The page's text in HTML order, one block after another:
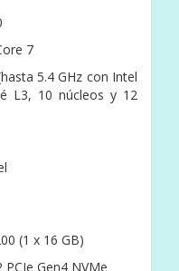
7
5.4 GHz con Intel
L3, 10 núcleos y 12
(1 x 16 GB)
Gen4 NVMe